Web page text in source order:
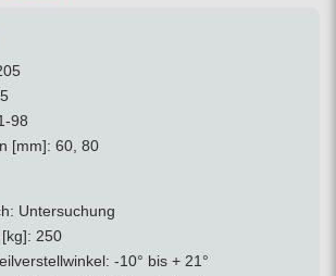
98
[mm]: 60, 80
Untersuchung
250
-10° bis + 21°